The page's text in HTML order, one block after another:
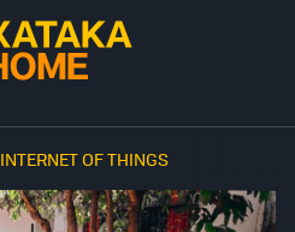
INTERNET OF THINGS